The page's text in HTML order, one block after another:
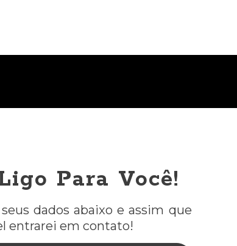
Para Você!
dados abaixo e assim que
entrarei em contato!